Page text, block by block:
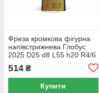
Фреза кромкова фігурна
напівстрижнева Глобус
2025 D25 d8 L55 h20 R4/6
514 ₴
Купити